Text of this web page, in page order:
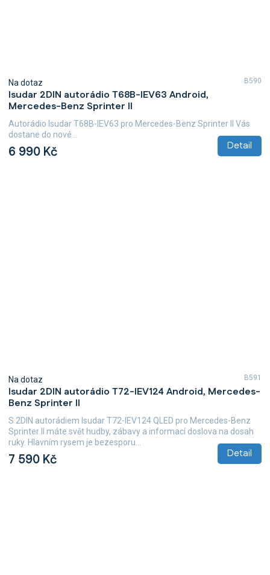
Isudar 2DIN autorádio T68B-IEV63 Android,
Mercedes-Benz Sprinter II
Na dotaz
6 990 Kč Detail
Autorádio Isudar T68B-IEV63 pro Mercedes-Benz Sprinter II Vás
dostane do nové...
B590
Isudar 2DIN autorádio T72-IEV124 Android, Mercedes-
Benz Sprinter II
Na dotaz
7 590 Kč Detail
S 2DIN autorádiem Isudar T72-IEV124 QLED pro Mercedes-Benz
Sprinter II máte svět hudby, zábavy a informací doslova na dosah
ruky. Hlavním rysem je bezesporu...
B591